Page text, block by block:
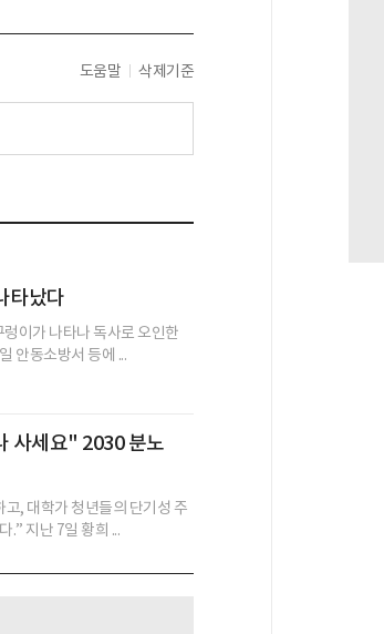
도움말 삭제기준
타났다
이가 나타나 독사로 오인한
안동소방서 등에 ...
사세요" 2030 분노
, 대학가 청년들의 단기성 주
.” 지난 7일 황희 ...